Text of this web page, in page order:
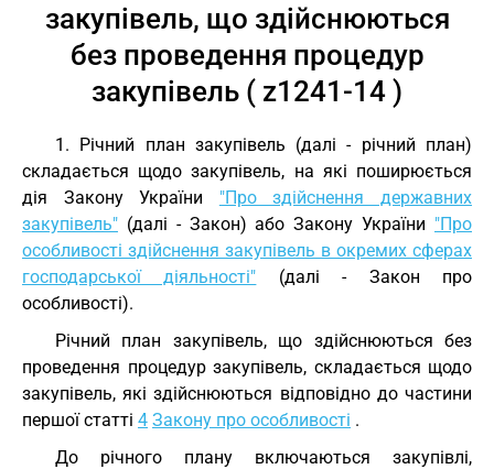
закупівель, що здійснюються
без проведення процедур
закупівель ( z1241-14 )
1. Річний план закупівель (далі - річний план)
складається щодо закупівель, на які поширюється
дія Закону України "Про здійснення державних
закупівель" (далі - Закон) або Закону України "Про
особливості здійснення закупівель в окремих сферах
господарської діяльності" (далі - Закон про
особливості).
Річний план закупівель, що здійснюються без
проведення процедур закупівель, складається щодо
закупівель, які здійснюються відповідно до частини
першої статті 4 Закону про особливості .
До річного плану включаються закупівлі,